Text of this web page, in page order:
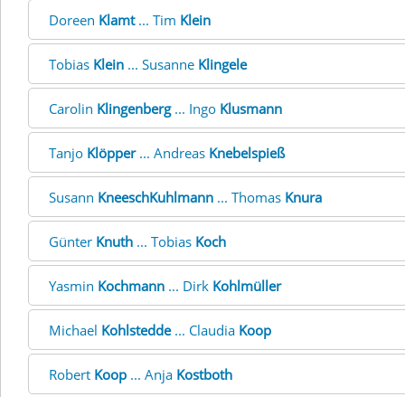
Doreen Klamt... Tim Klein
Tobias Klein ... Susanne Klingele
Carolin Klingenberg... Ingo Klusmann
Tanjo Klöpper... Andreas Knebelspieß
Susann KneeschKuhlmann ... Thomas Knura
Günter Knuth ... Tobias Koch
Yasmin Kochmann ... Dirk Kohlmüller
Michael Kohlstedde... Claudia Koop
Robert Koop ... Anja Kostboth